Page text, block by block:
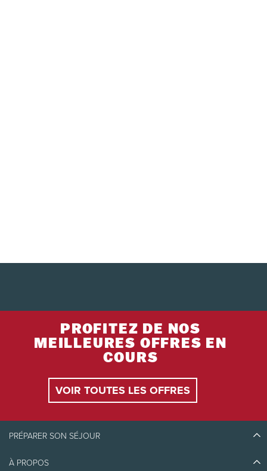
PROFITEZ DE NOS
MEILLEURES OFFRES EN
COURS
VOIR TOUTES LES OFFRES
PRÉPARER SON SÉJOUR
Découvrir Tremblant
À PROPOS